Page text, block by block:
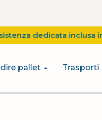
dedicata inclusa
pallet Trasporti